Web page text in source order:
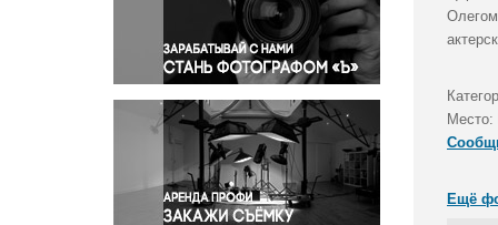
Правосудие
Происшествия и конфликты
Религия
Светская жизнь
Спорт
Экология
Экономика и бизнес
Место:
Ещё